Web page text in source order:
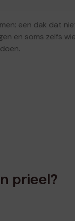
een dak dat
en soms zelfs
prieel?